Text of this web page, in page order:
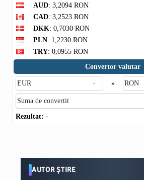
AUD: 3,2094 RON
CAD: 3,2523 RON
DKK: 0,7030 RON
PLN: 1,2230 RON
TRY: 0,0955 RON
Convertor valutar
»
Rezultat: -
AUTOR ȘTIRE